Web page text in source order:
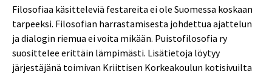
Filosofiaa käsitteleviä festareita ei ole Suomessa koskaan
tarpeeksi. Filosofian harrastamisesta johdettua ajattelun
ja dialogin riemua ei voita mikään. Puistofilosofia ry
suosittelee erittäin lämpimästi. Lisätietoja löytyy
järjestäjänä toimivan Kriittisen Korkeakoulun kotisivuilta